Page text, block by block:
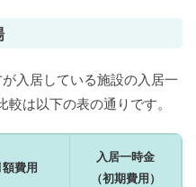
入居している施設の入居一
は以下の表の通りです。
額費用
入居一時金
（初期費用）